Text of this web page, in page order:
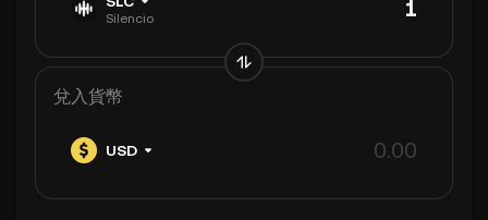
Silencio
兌入貨幣
USD